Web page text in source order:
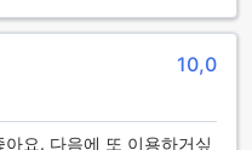
10,0
요. 다음에 또 이용하거싶